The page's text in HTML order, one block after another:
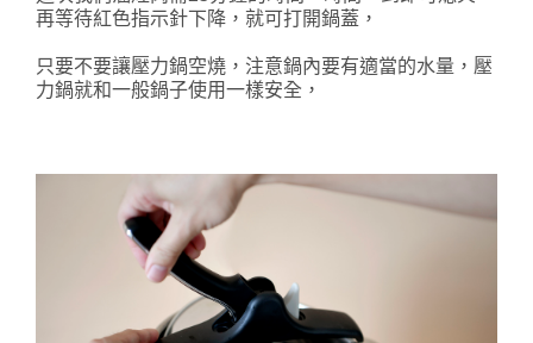
再等待紅色指示針下降，就可打開鍋蓋，
只要不要讓壓力鍋空燒，注意鍋內要有適當的水量，壓
力鍋就和一般鍋子使用一樣安全，